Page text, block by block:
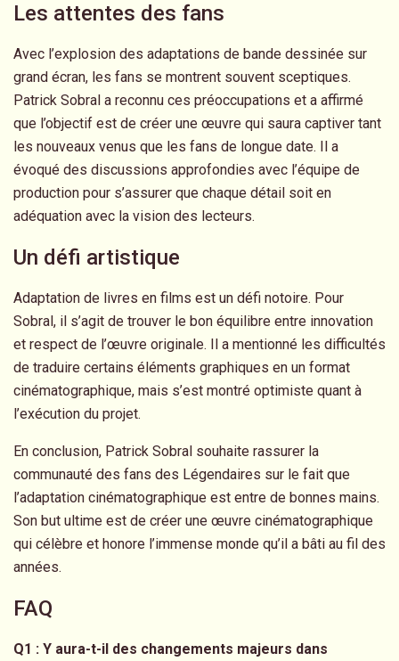
Les attentes des fans
Avec l’explosion des adaptations de bande dessinée sur
grand écran, les fans se montrent souvent sceptiques.
Patrick Sobral a reconnu ces préoccupations et a affirmé
que l’objectif est de créer une œuvre qui saura captiver tant
les nouveaux venus que les fans de longue date. Il a
évoqué des discussions approfondies avec l’équipe de
production pour s’assurer que chaque détail soit en
adéquation avec la vision des lecteurs.
Un défi artistique
Adaptation de livres en films est un défi notoire. Pour
Sobral, il s’agit de trouver le bon équilibre entre innovation
et respect de l’œuvre originale. Il a mentionné les difficultés
de traduire certains éléments graphiques en un format
cinématographique, mais s’est montré optimiste quant à
l’exécution du projet.
En conclusion, Patrick Sobral souhaite rassurer la
communauté des fans des Légendaires sur le fait que
l’adaptation cinématographique est entre de bonnes mains.
Son but ultime est de créer une œuvre cinématographique
qui célèbre et honore l’immense monde qu’il a bâti au fil des
années.
FAQ
Q1 : Y aura-t-il des changements majeurs dans